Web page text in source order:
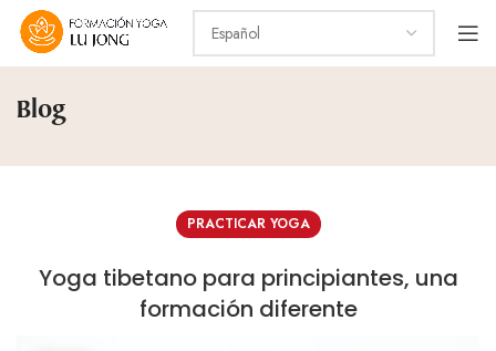
Blog
PRACTICAR YOGA
Yoga tibetano para principiantes, una
formación diferente